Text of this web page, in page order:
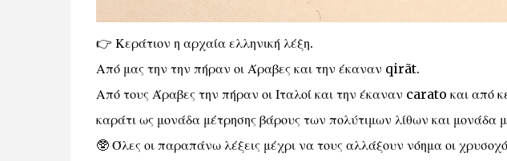
👉 Κεράτιον η αρχαία ελληνική λέξη.
Από μας την την πήραν οι Άραβες και την έκαναν qirãt.
Από τους Άραβες την πήραν οι Ιταλοί και την έκαναν carato και από
καράτι ως μονάδα μέτρησης βάρους των πολύτιμων λίθων και μονάδα
🥸 Όλες οι παραπάνω λέξεις μέχρι να τους αλλάξουν νόημα οι